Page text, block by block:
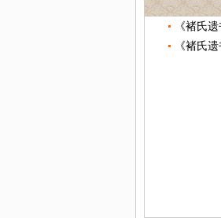
《褚氏遗
《褚氏